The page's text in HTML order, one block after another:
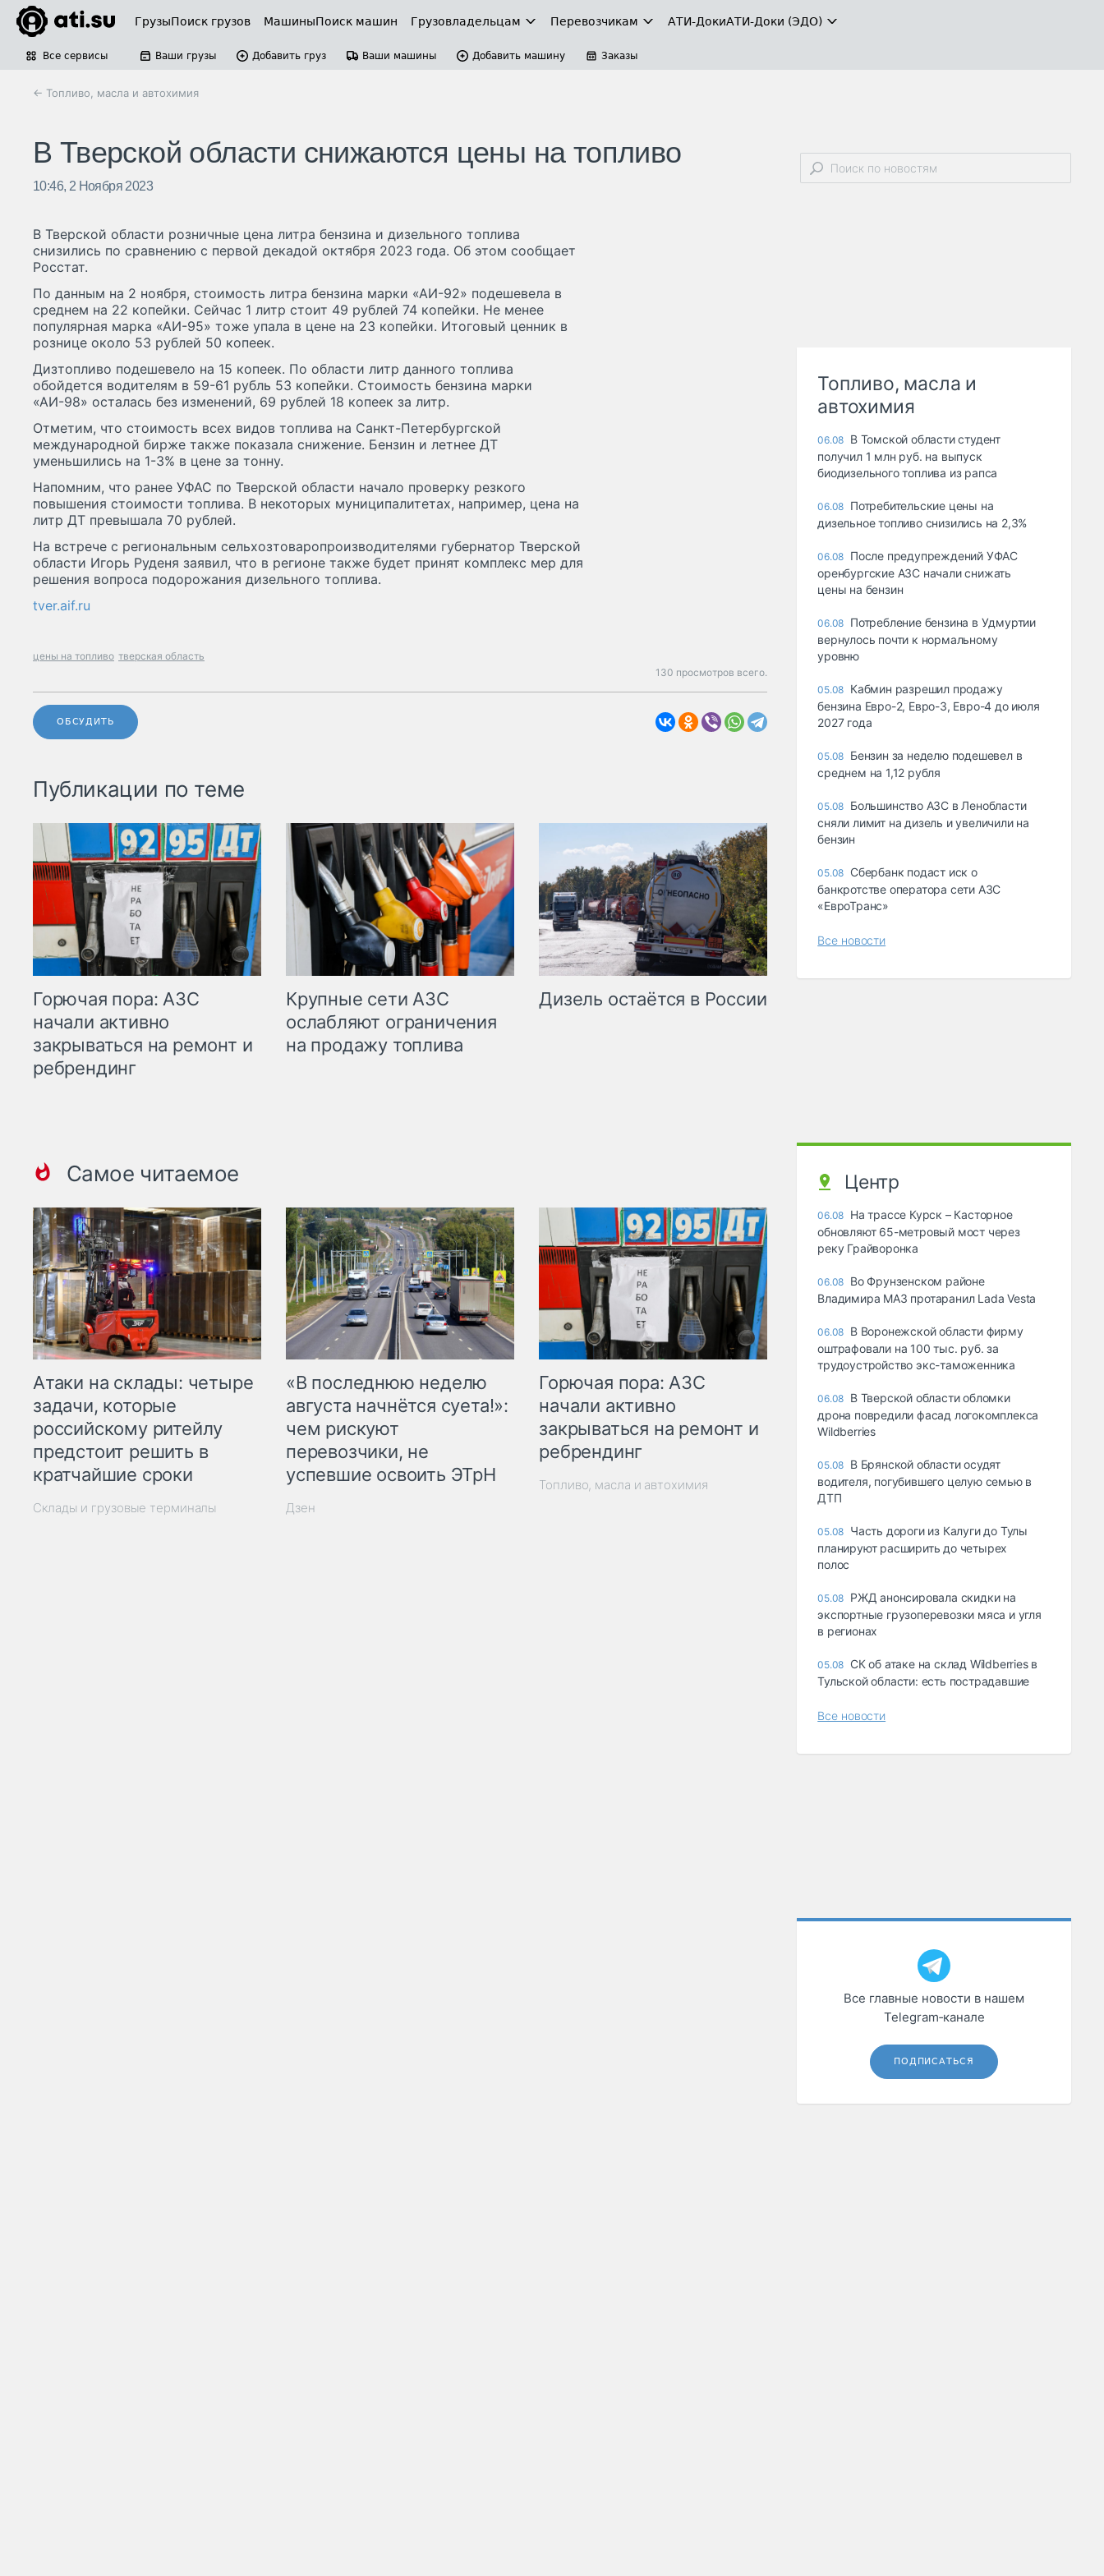
ГрузыПоиск грузов МашиныПоиск машин Грузовладельцам Перевозчикам АТИ-ДокиАТИ-Доки (ЭДО)
Все сервисы Ваши грузы Добавить груз Ваши машины Добавить машину Заказы
← Топливо, масла и автохимия
В Тверской области снижаются цены на топливо
10:46, 2 Ноября 2023
В Тверской области розничные цена литра бензина и дизельного топлива
снизились по сравнению с первой декадой октября 2023 года. Об этом сообщает
Росстат.
По данным на 2 ноября, стоимость литра бензина марки «АИ-92» подешевела в
среднем на 22 копейки. Сейчас 1 литр стоит 49 рублей 74 копейки. Не менее
популярная марка «АИ-95» тоже упала в цене на 23 копейки. Итоговый ценник в
рознице около 53 рублей 50 копеек.
Дизтопливо подешевело на 15 копеек. По области литр данного топлива
обойдется водителям в 59-61 рубль 53 копейки. Стоимость бензина марки
«АИ-98» осталась без изменений, 69 рублей 18 копеек за литр.
Отметим, что стоимость всех видов топлива на Санкт-Петербургской
международной бирже также показала снижение. Бензин и летнее ДТ
уменьшились на 1-3% в цене за тонну.
Напомним, что ранее УФАС по Тверской области начало проверку резкого
повышения стоимости топлива. В некоторых муниципалитетах, например, цена на
литр ДТ превышала 70 рублей.
На встрече с региональным сельхозтоваропроизводителями губернатор Тверской
области Игорь Руденя заявил, что в регионе также будет принят комплекс мер для
решения вопроса подорожания дизельного топлива.
tver.aif.ru
цены на топливо тверская область
130 просмотров всего.
ОБСУДИТЬ
Публикации по теме
Горючая пора: АЗС
начали активно
закрываться на ремонт и
ребрендинг
Крупные сети АЗС
ослабляют ограничения
на продажу топлива
Дизель остаётся в России
Самое читаемое
Атаки на склады: четыре
задачи, которые
российскому ритейлу
предстоит решить в
кратчайшие сроки
Склады и грузовые терминалы
«В последнюю неделю
августа начнётся суета!»:
чем рискуют
перевозчики, не
успевшие освоить ЭТрН
Дзен
Горючая пора: АЗС
начали активно
закрываться на ремонт и
ребрендинг
Топливо, масла и автохимия
Топливо, масла и
автохимия
06.08 В Томской области студент
получил 1 млн руб. на выпуск
биодизельного топлива из рапса
06.08 Потребительские цены на
дизельное топливо снизились на 2,3%
06.08 После предупреждений УФАС
оренбургские АЗС начали снижать
цены на бензин
06.08 Потребление бензина в Удмуртии
вернулось почти к нормальному
уровню
05.08 Кабмин разрешил продажу
бензина Евро-2, Евро-3, Евро-4 до июля
2027 года
05.08 Бензин за неделю подешевел в
среднем на 1,12 рубля
05.08 Большинство АЗС в Ленобласти
сняли лимит на дизель и увеличили на
бензин
05.08 Сбербанк подаст иск о
банкротстве оператора сети АЗС
«ЕвроТранс»
Все новости
Центр
06.08 На трассе Курск – Касторное
обновляют 65-метровый мост через
реку Грайворонка
06.08 Во Фрунзенском районе
Владимира МАЗ протаранил Lada Vesta
06.08 В Воронежской области фирму
оштрафовали на 100 тыс. руб. за
трудоустройство экс-таможенника
06.08 В Тверской области обломки
дрона повредили фасад логокомплекса
Wildberries
05.08 В Брянской области осудят
водителя, погубившего целую семью в
ДТП
05.08 Часть дороги из Калуги до Тулы
планируют расширить до четырех
полос
05.08 РЖД анонсировала скидки на
экспортные грузоперевозки мяса и угля
в регионах
05.08 СК об атаке на склад Wildberries в
Тульской области: есть пострадавшие
Все новости
Все главные новости в нашем
Telegram‑канале
ПОДПИСАТЬСЯ